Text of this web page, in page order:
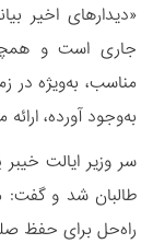
«دیدارهای اخیر
جاری است و
مناسب، به‌ویژه در
به‌وجود آورده،
سر وزیر ایالت
طالبان شد و گفت:
راه‌حل برای حفظ